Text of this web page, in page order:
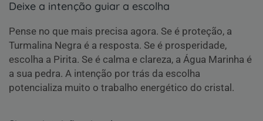
Deixe a intenção guiar a escolha
Pense no que mais precisa agora. Se é proteção, a
Turmalina Negra é a resposta. Se é prosperidade,
escolha a Pirita. Se é calma e clareza, a Água Marinha é
a sua pedra. A intenção por trás da escolha
potencializa muito o trabalho energético do cristal.